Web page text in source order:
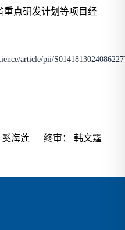
重点研发计划等项目经
article/pii/
奚海莲 终审： 韩文霆